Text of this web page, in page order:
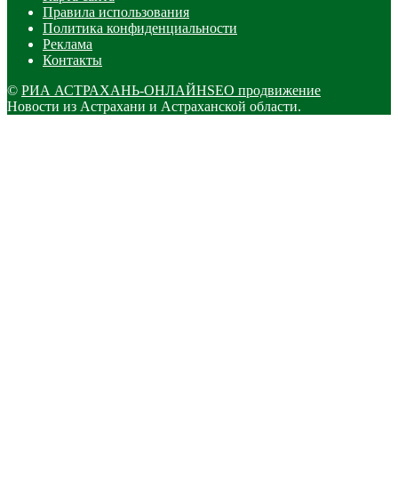
Правила использования
Политика конфиденциальности
Реклама
Контакты
© РИА АСТРАХАНЬ-ОНЛАЙНSEO продвижение
Новости из Астрахани и Астраханской области.